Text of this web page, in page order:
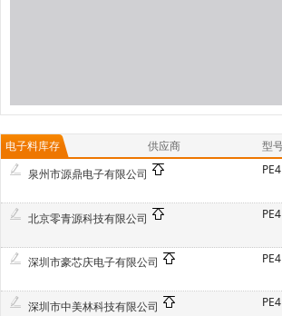
电子料库存 供应商
型
泉州市源鼎电子有限公司
北京零青源科技有限公司
深圳市豪芯庆电子有限公司
深圳市中美林科技有限公司